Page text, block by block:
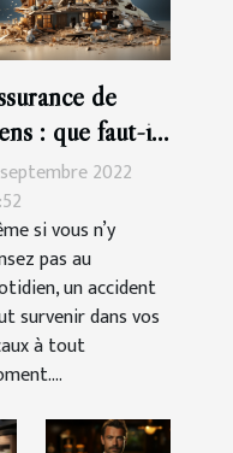
de
: que faut-il
?
2022
si vous n’y
pas au
un accident
survenir dans vos
à tout